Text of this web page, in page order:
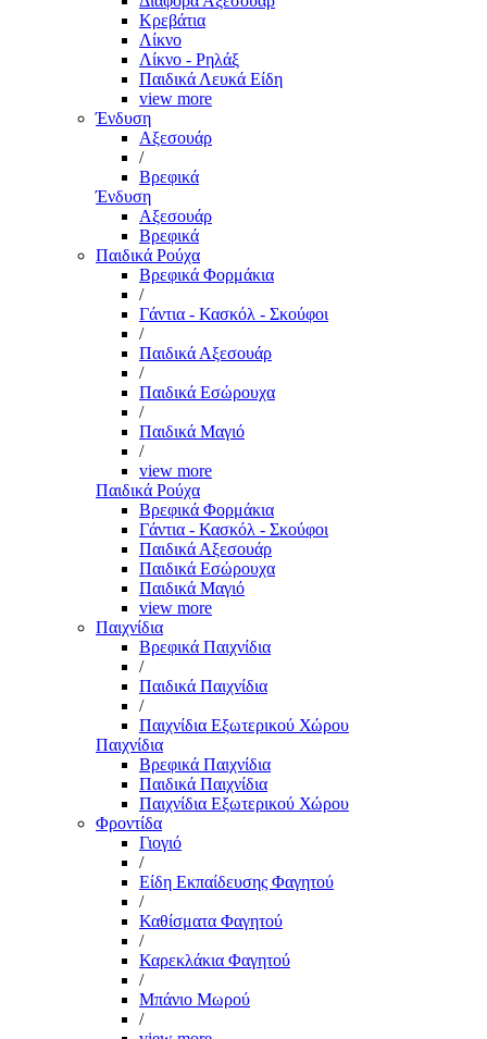
Κρεβάτια
Λίκνο
Λίκνο - Ρηλάξ
Παιδικά Λευκά Είδη
view more
Ένδυση
Αξεσουάρ
/
Βρεφικά
Ένδυση
Αξεσουάρ
Βρεφικά
Παιδικά Ρούχα
Βρεφικά Φορμάκια
/
Γάντια - Κασκόλ - Σκούφοι
/
Παιδικά Αξεσουάρ
/
Παιδικά Εσώρουχα
/
Παιδικά Μαγιό
/
view more
Παιδικά Ρούχα
Βρεφικά Φορμάκια
Γάντια - Κασκόλ - Σκούφοι
Παιδικά Αξεσουάρ
Παιδικά Εσώρουχα
Παιδικά Μαγιό
view more
Παιχνίδια
Βρεφικά Παιχνίδια
/
Παιδικά Παιχνίδια
/
Παιχνίδια Εξωτερικού Χώρου
Παιχνίδια
Βρεφικά Παιχνίδια
Παιδικά Παιχνίδια
Παιχνίδια Εξωτερικού Χώρου
Φροντίδα
Γιογιό
/
Είδη Εκπαίδευσης Φαγητού
/
Καθίσματα Φαγητού
/
Καρεκλάκια Φαγητού
/
Μπάνιο Μωρού
/